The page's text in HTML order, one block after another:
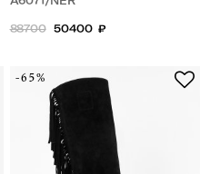
88700 50400 ₽
-65%